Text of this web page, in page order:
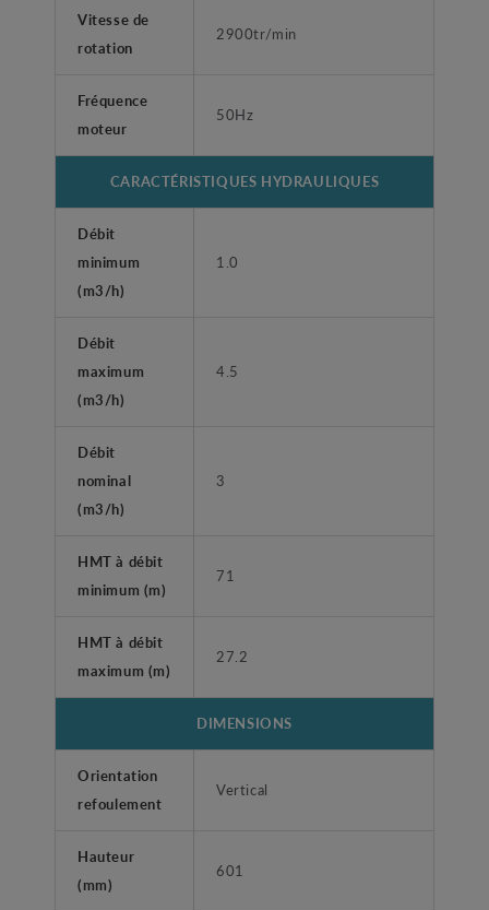
Vitesse de
rotation
2900tr/min
Fréquence
moteur
50Hz
CARACTÉRISTIQUES HYDRAULIQUES
Débit
minimum
(m3/h)
1.0
Débit
maximum
(m3/h)
4.5
Débit
nominal
(m3/h)
3
HMT à débit
minimum (m)
71
HMT à débit
maximum (m)
27.2
DIMENSIONS
Orientation
refoulement
Vertical
Hauteur
(mm)
601